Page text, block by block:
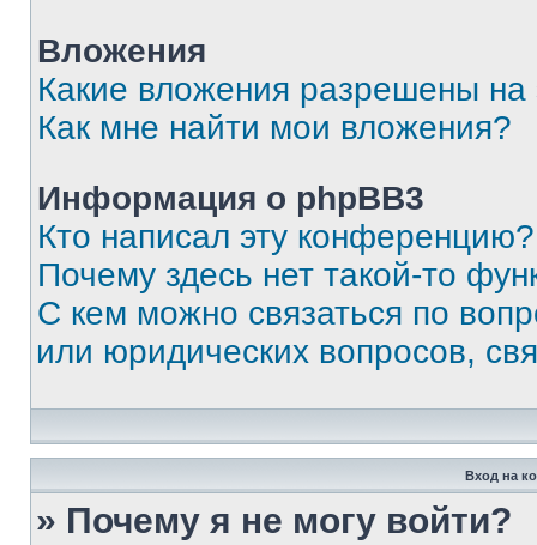
Вложения
Какие вложения разрешены
Как мне найти мои вложения?
Информация о phpBB3
Кто написал эту конференцию?
Почему здесь нет такой-то
С кем можно связаться по
или юридических вопросов,
Вход на
» Почему я не могу войти?